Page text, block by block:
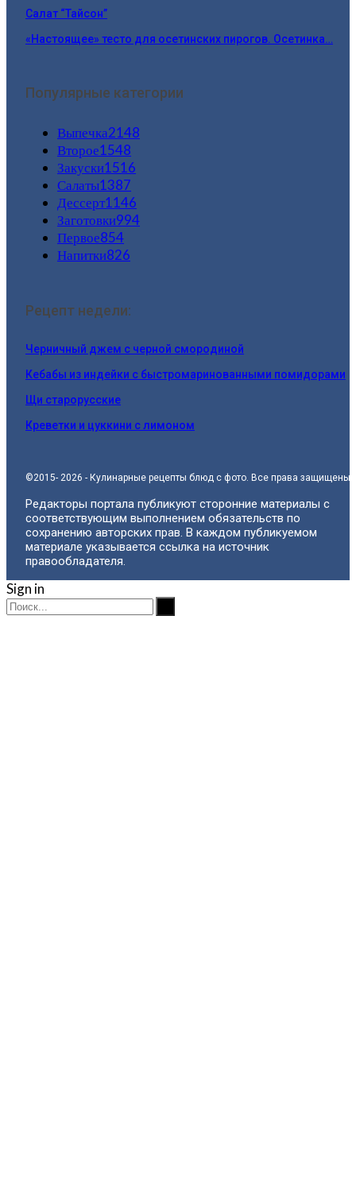
Салат “Тайсон”
«Настоящее» тесто для осетинских пирогов. Осетинка…
Популярные категории
Выпечка2148
Второе1548
Закуски1516
Салаты1387
Дессерт1146
Заготовки994
Первое854
Напитки826
Рецепт недели:
Черничный джем с черной смородиной
Кебабы из индейки с быстромаринованными помидорами
Щи старорусские
Креветки и цуккини с лимоном
©2015- 2026 - Кулинарные рецепты блюд с фото. Все права защищены.
Редакторы портала публикуют сторонние материалы с
соответствующим выполнением обязательств по
сохранению авторских прав. В каждом публикуемом
материале указывается ссылка на источник
правообладателя.
Sign in